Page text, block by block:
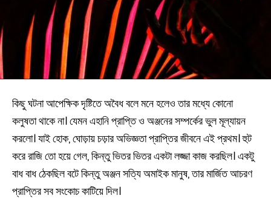
কিছু ঘটনা আপেক্ষিক দৃষ্টিতে অবৈধ বলে মনে হলেও তার মধ্যে কোনো
কলুষতা থাকে না। যেমন এহানি প্রাপ্তি ও অঞ্জনের সম্পর্কের ভুল মূল্যায়ন
করলো। যাই হোক, ঘোড়ায় চড়ার অভিজ্ঞতা প্রাপ্তির জীবনে এই প্রথম। হুট
করে রাজি তো হয়ে গেল, কিন্তু ভিতর ভিতর একটা লজ্জা কাজ করছিল। একটু
বাধ বাধ ঠেকছিল বটে কিন্তু অঞ্জন সত্যি অমাইক মানুষ, তার মার্জিত আচরণ
প্রাপ্তির সব সংকোচ কাটিয়ে দিল।